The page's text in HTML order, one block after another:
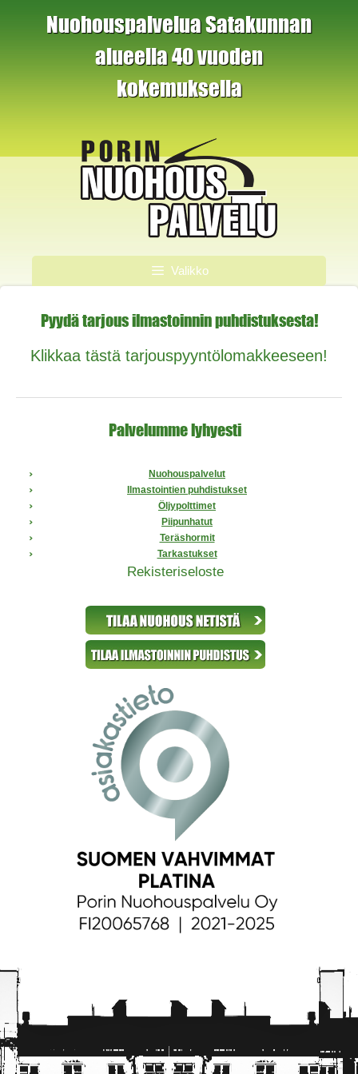
Nuohouspalvelua Satakunnan
alueella 40 vuoden
kokemuksella
Valikko
Pyydä tarjous ilmastoinnin puhdistuksesta!
Klikkaa tästä tarjouspyyntölomakkeeseen!
Palvelumme lyhyesti
Nuohouspalvelut
Ilmastointien puhdistukset
Öljypolttimet
Piipunhatut
Teräshormit
Tarkastukset
Rekisteriseloste